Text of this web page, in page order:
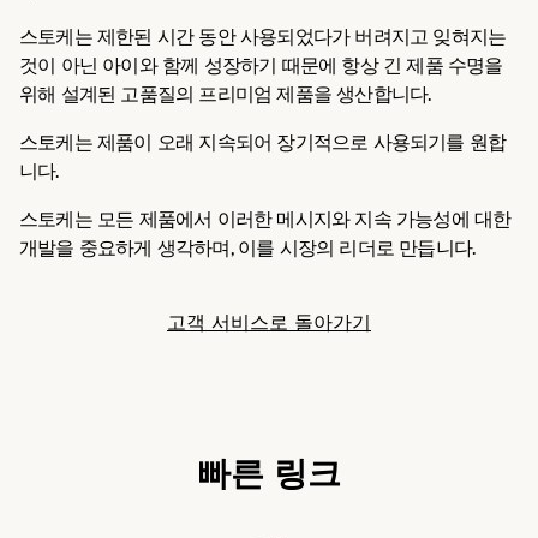
스토케는 제한된 시간 동안 사용되었다가 버려지고 잊혀지는
것이 아닌 아이와 함께 성장하기 때문에 항상 긴 제품 수명을
위해 설계된 고품질의 프리미엄 제품을 생산합니다.
스토케는 제품이 오래 지속되어 장기적으로 사용되기를 원합
니다.
스토케는 모든 제품에서 이러한 메시지와 지속 가능성에 대한
개발을 중요하게 생각하며, 이를 시장의 리더로 만듭니다.
고객 서비스로 돌아가기
빠른 링크